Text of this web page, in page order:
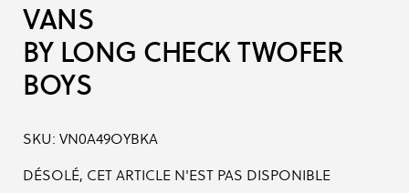
VANS
BY LONG CHECK TWOFER
BOYS
SKU: VN0A49OYBKA
DÉSOLÉ, CET ARTICLE N'EST PAS DISPONIBLE